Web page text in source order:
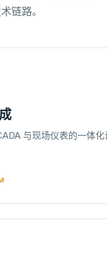
链路。
与现场仪表的一体